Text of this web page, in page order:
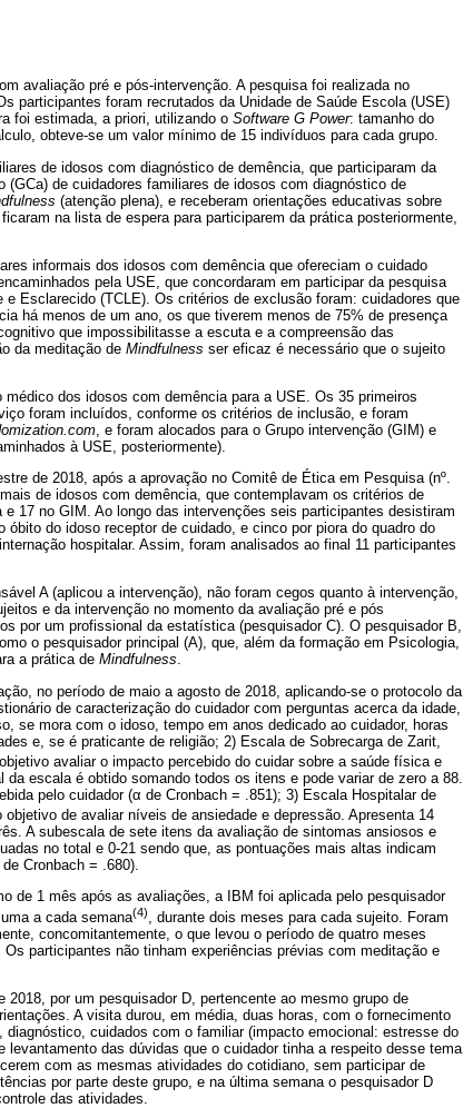
avaliação pré e pós-intervenção. A pesquisa foi realizada no
participantes foram recrutados da Unidade de Saúde Escola (USE)
foi estimada, a priori, utilizando o Software G Power: tamanho do
obteve-se um valor mínimo de 15 indivíduos para cada grupo.
de idosos com diagnóstico de demência, que participaram da
de cuidadores familiares de idosos com diagnóstico de
(atenção plena), e receberam orientações educativas sobre
na lista de espera para participarem da prática posteriormente,
informais dos idosos com demência que ofereciam o cuidado
pela USE, que concordaram em participar da pesquisa
Esclarecido (TCLE). Os critérios de exclusão foram: cuidadores que
há menos de um ano, os que tiverem menos de 75% de presença
que impossibilitasse a escuta e a compreensão das
da meditação de Mindfulness ser eficaz é necessário que o sujeito
dos idosos com demência para a USE. Os 35 primeiros
foram incluídos, conforme os critérios de inclusão, e foram
, e foram alocados para o Grupo intervenção (GIM) e
à USE, posteriormente).
de 2018, após a aprovação no Comitê de Ética em Pesquisa (nº.
de idosos com demência, que contemplavam os critérios de
17 no GIM. Ao longo das intervenções seis participantes desistiram
do idoso receptor de cuidado, e cinco por piora do quadro do
hospitalar. Assim, foram analisados ao final 11 participantes
A (aplicou a intervenção), não foram cegos quanto à intervenção,
e da intervenção no momento da avaliação pré e pós
por um profissional da estatística (pesquisador C). O pesquisador B,
o pesquisador principal (A), que, além da formação em Psicologia,
a prática de Mindfulness.
no período de maio a agosto de 2018, aplicando-se o protocolo da
de caracterização do cuidador com perguntas acerca da idade,
se mora com o idoso, tempo em anos dedicado ao cuidador, horas
e, se é praticante de religião; 2) Escala de Sobrecarga de Zarit,
avaliar o impacto percebido do cuidar sobre a saúde física e
escala é obtido somando todos os itens e pode variar de zero a 88.
pelo cuidador (α de Cronbach = .851); 3) Escala Hospitalar de
objetivo de avaliar níveis de ansiedade e depressão. Apresenta 14
A subescala de sete itens da avaliação de sintomas ansiosos e
no total e 0-21 sendo que, as pontuações mais altas indicam
de Cronbach = .680).
de 1 mês após as avaliações, a IBM foi aplicada pelo pesquisador
a cada semana(4)
, durante dois meses para cada sujeito. Foram
concomitantemente, o que levou o período de quatro meses
participantes não tinham experiências prévias com meditação e
por um pesquisador D, pertencente ao mesmo grupo de
A visita durou, em média, duas horas, com o fornecimento
cuidados com o familiar (impacto emocional: estresse do
das dúvidas que o cuidador tinha a respeito desse tema.
com as mesmas atividades do cotidiano, sem participar de
por parte deste grupo, e na última semana o pesquisador D
das atividades.